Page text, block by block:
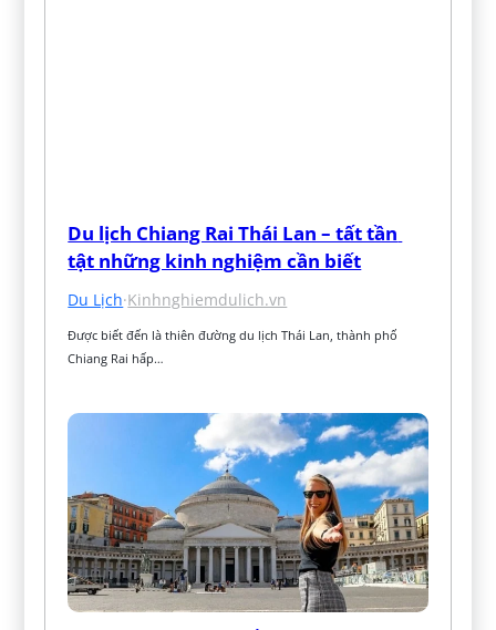
Du lịch Chiang Rai Thái Lan – tất tần
tật những kinh nghiệm cần biết
Du Lịch·Kinhnghiemdulich.vn
Được biết đến là thiên đường du lịch Thái Lan, thành phố
Chiang Rai hấp…